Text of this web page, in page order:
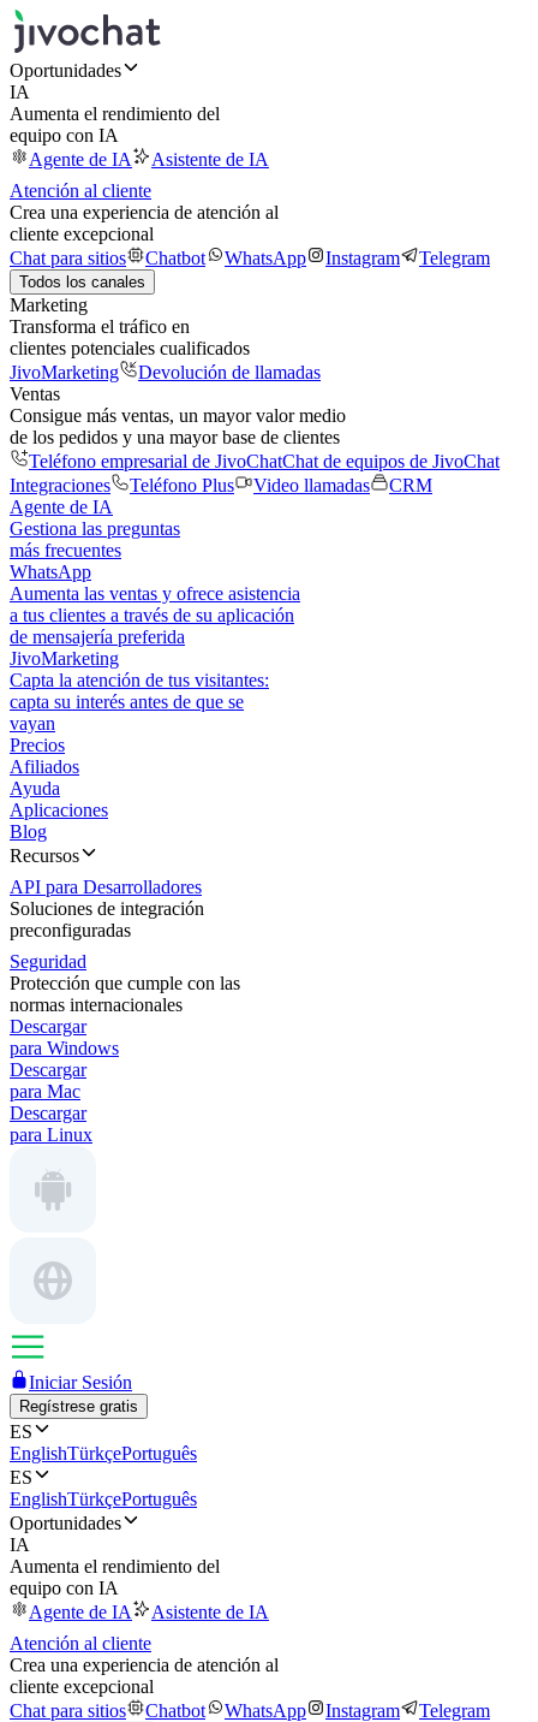
Oportunidades
IA
Aumenta el rendimiento del
equipo con IA
Agente de IA
Asistente de IA
Atención al cliente
Crea una experiencia de atención al
cliente excepcional
Chat para sitios
Chatbot WhatsApp Instagram Telegram
Todos los canales
Marketing
Transforma el tráfico en
clientes potenciales cualificados
JivoMarketing
Devolución de llamadas
Ventas
Consigue más ventas, un mayor valor medio
de los pedidos y una mayor base de clientes
Teléfono empresarial de JivoChatChat de equipos de JivoChat
Integraciones
Teléfono Plus Video llamadas
CRM
Agente de IA
Gestiona las preguntas
más frecuentes
WhatsApp
Aumenta las ventas y ofrece asistencia
a tus clientes a través de su aplicación
de mensajería preferida
JivoMarketing
Capta la atención de tus visitantes:
capta su interés antes de que se
vayan
Precios
Afiliados
Ayuda
Aplicaciones
Blog
Recursos
API para Desarrolladores
Soluciones de integración
preconfiguradas
Seguridad
Protección que cumple con las
normas internacionales
Descargar
para Windows
Descargar
para Mac
Descargar
para Linux
Iniciar Sesión
Regístrese gratis
ES
EnglishTürkçePortuguês
ES
EnglishTürkçePortuguês
Oportunidades
IA
Aumenta el rendimiento del
equipo con IA
Agente de IA
Asistente de IA
Atención al cliente
Crea una experiencia de atención al
cliente excepcional
Chat para sitios
Chatbot WhatsApp Instagram Telegram